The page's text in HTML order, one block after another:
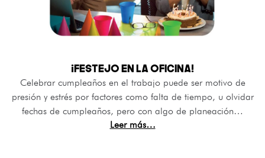
¡FESTEJO EN LA OFICINA!
Celebrar cumpleaños en el trabajo puede ser motivo de
presión y estrés por factores como falta de tiempo, u olvidar
fechas de cumpleaños, pero con algo de planeación…
Leer más…